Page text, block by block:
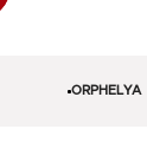
ORPHELYA